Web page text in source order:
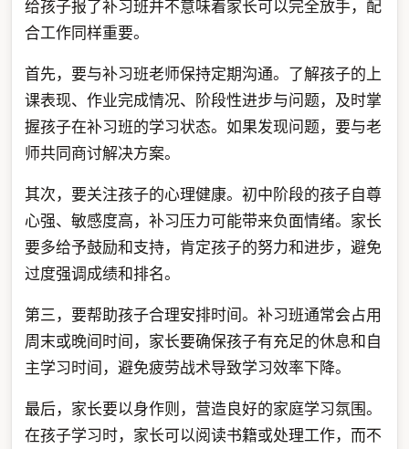
给孩子报了补习班并不意味着家长可以完全放手，配
合工作同样重要。
首先，要与补习班老师保持定期沟通。了解孩子的上
课表现、作业完成情况、阶段性进步与问题，及时掌
握孩子在补习班的学习状态。如果发现问题，要与老
师共同商讨解决方案。
其次，要关注孩子的心理健康。初中阶段的孩子自尊
心强、敏感度高，补习压力可能带来负面情绪。家长
要多给予鼓励和支持，肯定孩子的努力和进步，避免
过度强调成绩和排名。
第三，要帮助孩子合理安排时间。补习班通常会占用
周末或晚间时间，家长要确保孩子有充足的休息和自
主学习时间，避免疲劳战术导致学习效率下降。
最后，家长要以身作则，营造良好的家庭学习氛围。
在孩子学习时，家长可以阅读书籍或处理工作，而不